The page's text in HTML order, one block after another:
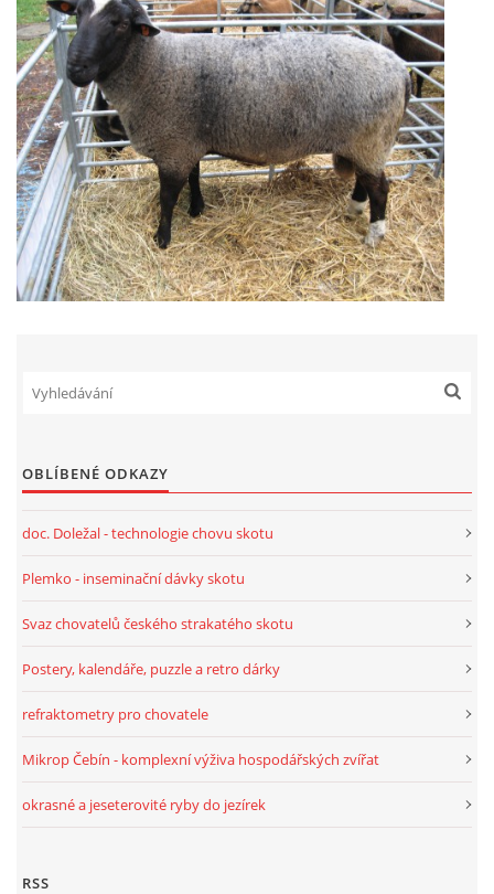
OBLÍBENÉ ODKAZY
doc. Doležal - technologie chovu skotu
Plemko - inseminační dávky skotu
Svaz chovatelů českého strakatého skotu
Postery, kalendáře, puzzle a retro dárky
refraktometry pro chovatele
Mikrop Čebín - komplexní výživa hospodářských zvířat
okrasné a jeseterovité ryby do jezírek
RSS